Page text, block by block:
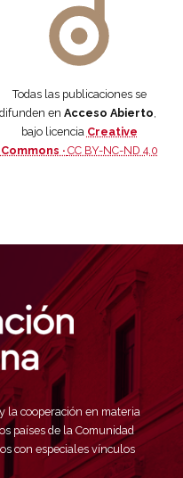
Todas las publicaciones se
difunden en Acceso Abierto,
bajo licencia Creative
Commons · CC BY-NC-ND 4.0
la cooperación en materia
países de la Comunidad
con especiales vínculos